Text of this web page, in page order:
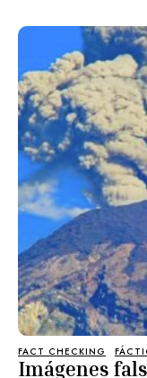
FACT CHECKING
Imágenes